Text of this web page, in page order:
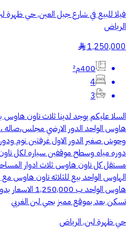
فيلا للبيع في شارع جبل العين, حي ظهرة
الرياض
1,250,000
§
400م²
4
3
السلا عليكم يوجد لدينا ثلاث تاون هاوس
هاوس الواحد الدور الارضي مجلس،صاله
وحوش صغير الدور الاول غرفتين نوم
دوره مياه وسطح موقفين سياره لكل
هاوس الواحد ب
تسكن بعد بموقع مميز بحي لبن الغربي
حي ظهرة لبن, الرياض